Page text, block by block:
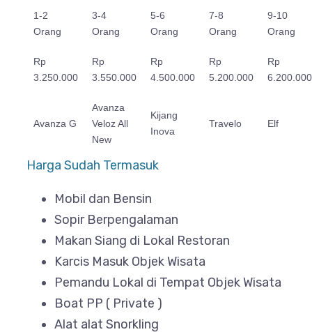
1-2
Orang
3-4
Orang
5-6
Orang
7-8
Orang
9-10
Orang
Rp
3.250.000
Rp
3.550.000
Rp
4.500.000
Rp
5.200.000
Rp
6.200.000
Avanza G
Avanza
Veloz All
New
Kijang
Inova
Travelo Elf
Harga Sudah Termasuk
Mobil dan Bensin
Sopir Berpengalaman
Makan Siang di Lokal Restoran
Karcis Masuk Objek Wisata
Pemandu Lokal di Tempat Objek Wisata
Boat PP ( Private )
Alat alat Snorkling